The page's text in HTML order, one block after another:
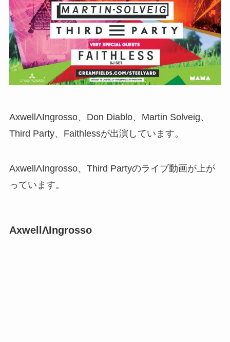
AxwellΛIngrosso、Don Diablo、Martin Solveig、
Third Party、Faithlessが出演しています。
AxwellΛIngrosso、Third Partyのライブ動画が上が
っています。
AxwellΛIngrosso